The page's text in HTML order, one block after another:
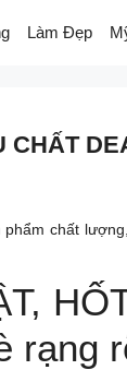
Làm Đẹp
CHẤT
chất
rạng